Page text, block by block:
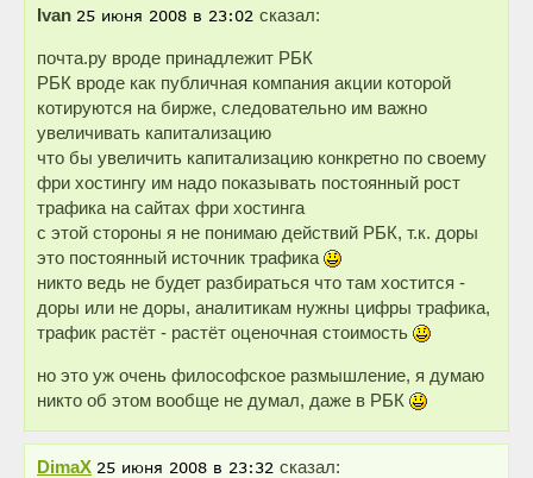
Ivan сказал:
почта.ру вроде принадлежит РБК
РБК вроде как публичная компания акции которой
котируются на бирже, следовательно им важно
увеличивать капитализацию
что бы увеличить капитализацию конкретно по своему
фри хостингу им надо показывать постоянный рост
трафика на сайтах фри хостинга
с этой стороны я не понимаю действий РБК, т.к. доры
это постоянный источник трафика
никто ведь не будет разбираться что там хостится -
доры или не доры, аналитикам нужны цифры трафика,
трафик растёт - растёт оценочная стоимость
но это уж очень философское размышление, я думаю
никто об этом вообще не думал, даже в РБК
DimaX сказал: